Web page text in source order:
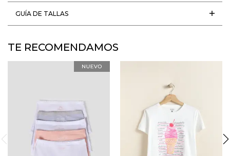
GUÍA DE TALLAS
TE RECOMENDAMOS